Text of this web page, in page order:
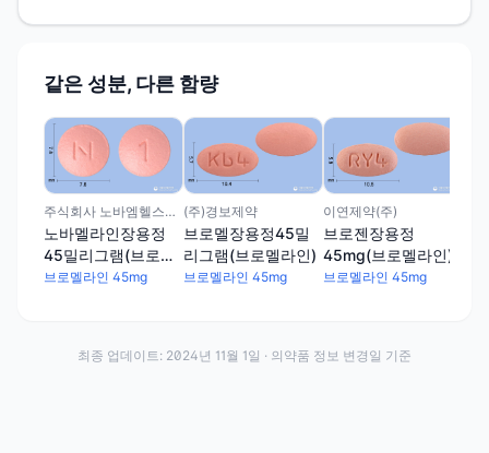
같은 성분, 다른 함량
주식회사 노바엠헬스케어
노바멜라인장용정
45밀리그램(브로멜
라인)
브로멜라인 45mg
(주)경보제약
브로멜장용정45밀
리그램(브로멜라인)
브로멜라인 45mg
이연제약(주)
브로젠장용정
45mg(브로멜라인)
브로멜라인 45mg
최종 업데이트: 2024년 11월 1일 · 의약품 정보 변경일 기준